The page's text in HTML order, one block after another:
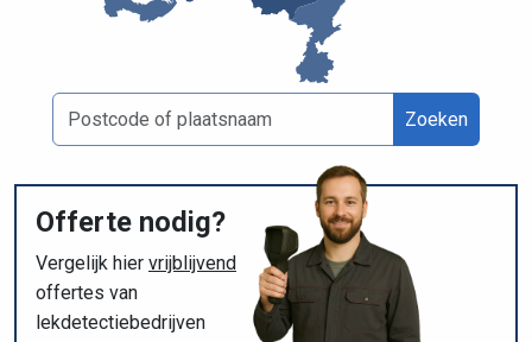
Zoeken
Offerte nodig?
Vergelijk hier vrijblijvend
offertes van
lekdetectiebedrijven